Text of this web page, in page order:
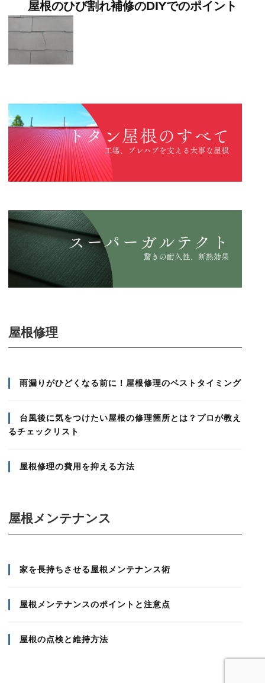
屋根のひび割れ補修のDIYでのポイント
屋根修理
雨漏りがひどくなる前に！屋根修理のベストタイミング
台風後に気をつけたい屋根の修理箇所とは？プロが教え
るチェックリスト
屋根修理の費用を抑える方法
屋根メンテナンス
家を長持ちさせる屋根メンテナンス術
屋根メンテナンスのポイントと注意点
屋根の点検と維持方法